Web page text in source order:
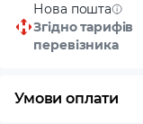
Нова пошта
Згідно тарифів
перевізника
Умови оплати